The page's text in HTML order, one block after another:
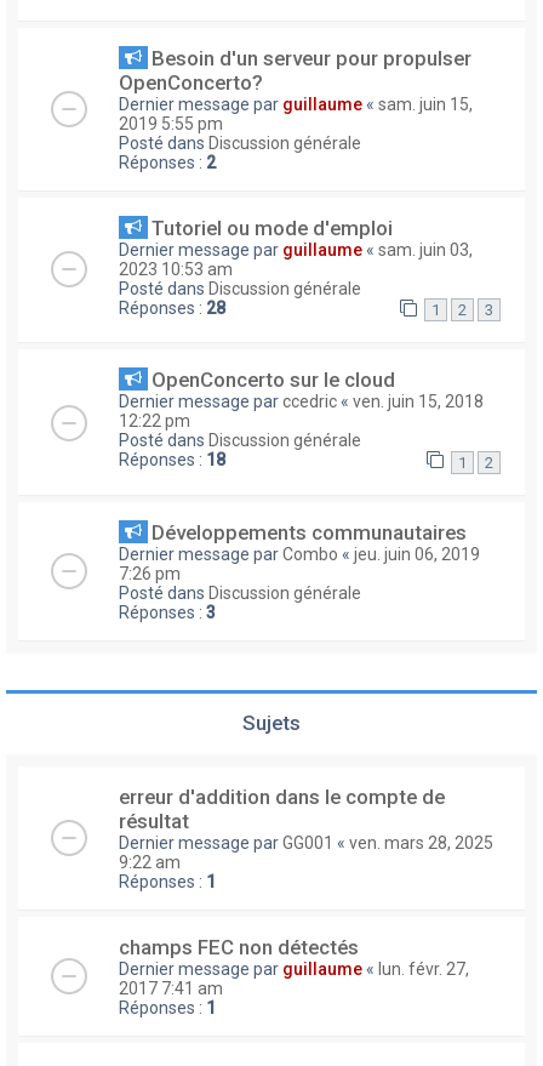
Besoin d'un serveur pour propulser
OpenConcerto?
Dernier message par guillaume « sam. juin 15,
2019 5:55 pm
Posté dans Discussion générale
Réponses : 2
Tutoriel ou mode d'emploi
Dernier message par guillaume « sam. juin 03,
2023 10:53 am
Posté dans Discussion générale
Réponses : 28 1 2 3
OpenConcerto sur le cloud
Dernier message parccedric « ven. juin 15, 2018
12:22 pm
Posté dans Discussion générale
Réponses : 18 1 2
Développements communautaires
Dernier message parCombo « jeu. juin 06, 2019
7:26 pm
Posté dans Discussion générale
Réponses : 3
Sujets
erreur d'addition dans le compte de
résultat
Dernier message parGG001 « ven. mars 28, 2025
9:22 am
Réponses : 1
champs FEC non détectés
Dernier message par guillaume « lun. févr. 27,
2017 7:41 am
Réponses : 1